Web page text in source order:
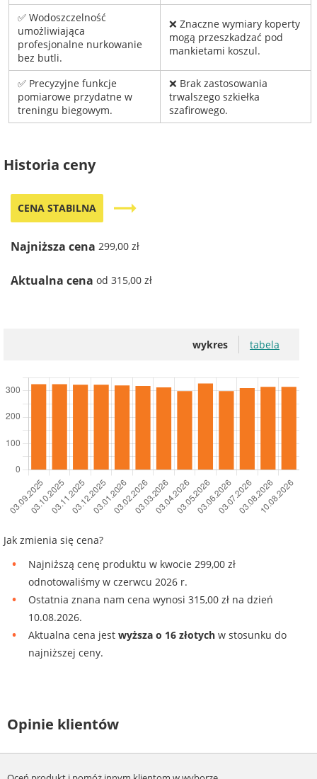
✅ Wodoszczelność
umożliwiająca
profesjonalne nurkowanie
bez butli.
❌ Znaczne wymiary koperty
mogą przeszkadzać pod
mankietami koszul.
✅ Precyzyjne funkcje
pomiarowe przydatne w
treningu biegowym.
❌ Brak zastosowania
trwalszego szkiełka
szafirowego.
Historia ceny
CENA STABILNA trending_flat
Najniższa cena 299,00 zł
Aktualna cena od 315,00 zł
wykres tabela
Jak zmienia się cena?
Najniższą cenę produktu w kwocie 299,00 zł
odnotowaliśmy w czerwcu 2026 r.
Ostatnia znana nam cena wynosi 315,00 zł na dzień
10.08.2026.
Aktualna cena jest wyższa o 16 złotych w stosunku do
najniższej ceny.
Opinie klientów